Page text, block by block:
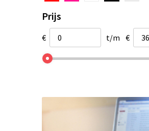
Swiss Peak(2)
XD Collection(3)
Prijs
€ t/m €